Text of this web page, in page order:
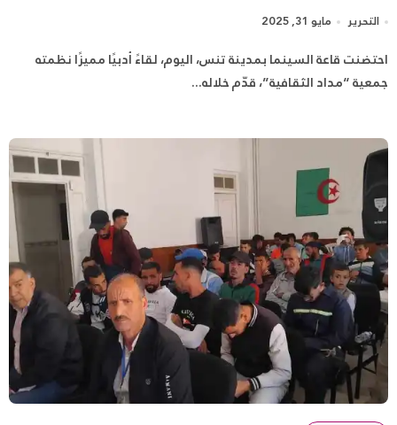
التحرير مايو 31, 2025
احتضنت قاعة السينما بمدينة تنس، اليوم، لقاءً أدبيًا مميزًا نظمته
جمعية “مداد الثقافية”، قدّم خلاله...